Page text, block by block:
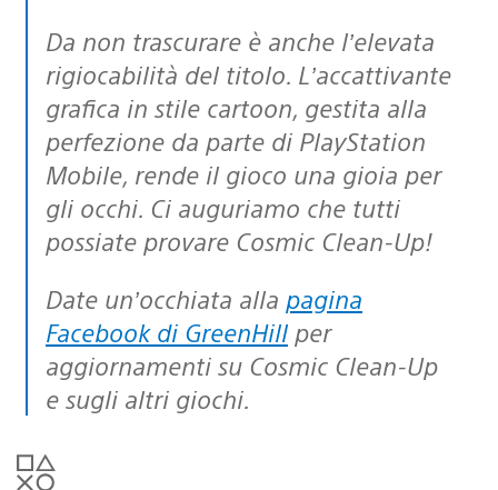
Da non trascurare è anche l’elevata
rigiocabilità del titolo. L’accattivante
grafica in stile cartoon, gestita alla
perfezione da parte di PlayStation
Mobile, rende il gioco una gioia per
gli occhi. Ci auguriamo che tutti
possiate provare Cosmic Clean-Up!
Date un’occhiata alla pagina
Facebook di GreenHill per
aggiornamenti su Cosmic Clean-Up
e sugli altri giochi.